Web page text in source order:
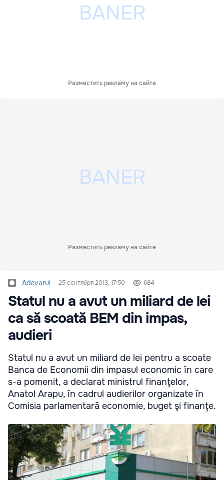
Разместить рекламу на сайте
Разместить рекламу на сайте
Adevarul 25 сентября 2013, 17:50 684
Statul nu a avut un miliard de lei
ca să scoată BEM din impas,
audieri
Statul nu a avut un miliard de lei pentru a scoate
Banca de Economii din impasul economic în care
s-a pomenit, a declarat ministrul finanţelor,
Anatol Arapu, în cadrul audierilor organizate în
Comisia parlamentară economie, buget şi finanţe.